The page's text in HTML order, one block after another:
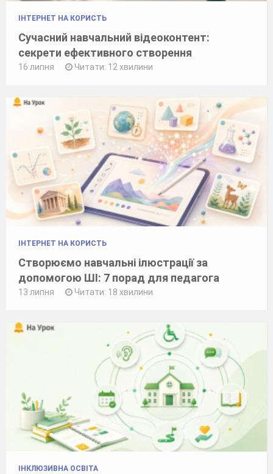
ІНТЕРНЕТ НА КОРИСТЬ
Сучасний навчальний відеоконтент:
секрети ефективного створення
16 липня Читати: 12 хвилини
ІНТЕРНЕТ НА КОРИСТЬ
Створюємо навчальні ілюстрації за
допомогою ШІ: 7 порад для педагога
13 липня Читати: 18 хвилини
ІНКЛЮЗИВНА ОСВІТА